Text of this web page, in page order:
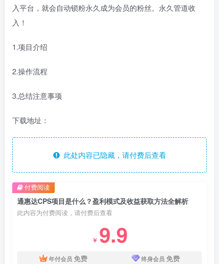
入平台，就会自动锁粉永久成为会员的粉丝。永久管道收
入！
1.项目介绍
2.操作流程
3.总结注意事项
下载地址：
此处内容已隐藏，请付费后查看
通惠达CPS项目是什么？盈利模式及收益获取方法全解析
此内容为付费阅读，请付费后查看
￥ 9.9
年付会员 免费 终身会员 免费
付费阅读